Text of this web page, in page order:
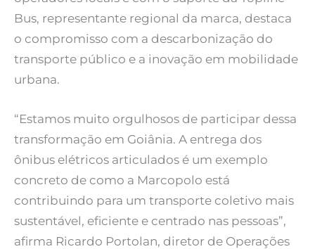
Bus, representante regional da marca, destaca
o compromisso com a descarbonização do
transporte público e a inovação em mobilidade
urbana.
“Estamos muito orgulhosos de participar dessa
transformação em Goiânia. A entrega dos
ônibus elétricos articulados é um exemplo
concreto de como a Marcopolo está
contribuindo para um transporte coletivo mais
sustentável, eficiente e centrado nas pessoas”,
afirma Ricardo Portolan, diretor de Operações